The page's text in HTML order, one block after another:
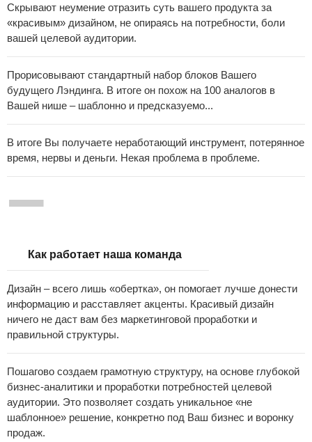
Скрывают неумение отразить суть вашего продукта за
«красивым» дизайном, не опираясь на потребности, боли
вашей целевой аудитории.
Прорисовывают стандартный набор блоков Вашего
будущего Лэндинга. В итоге он похож на 100 аналогов в
Вашей нише – шаблонно и предсказуемо...
В итоге Вы получаете неработающий инструмент, потерянное
время, нервы и деньги. Некая проблема в проблеме.
–
Как работает наша команда
Дизайн – всего лишь «обертка», он помогает лучше донести
информацию и расставляет акценты. Красивый дизайн
ничего не даст вам без маркетинговой проработки и
правильной структуры.
Пошагово создаем грамотную структуру, на основе глубокой
бизнес-аналитики и проработки потребностей целевой
аудитории. Это позволяет создать уникальное «не
шаблонное» решение, конкретно под Ваш бизнес и воронку
продаж.